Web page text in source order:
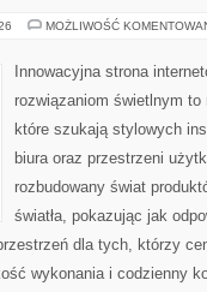
MOŻLIWOŚĆ
Innowacyjna strona
rozwiązaniom świetlnym
które szukają stylowych
biura oraz przestrzeni
rozbudowany świat
światła, pokazując jak
dla tych, którzy
wykonania i codzienny